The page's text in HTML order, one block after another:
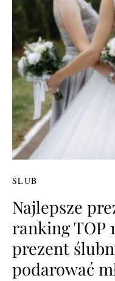
ŚLUB
Najlepsze
ranking TOP
prezent
podarować